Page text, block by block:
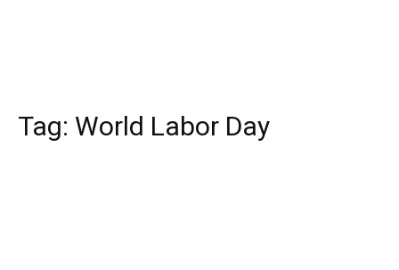
Tag: World Labor Day